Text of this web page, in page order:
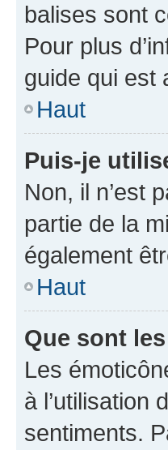
balises sont
Pour plus
guide qui est
Haut
Puis-je
Non, il n’est
partie de la
également
Haut
Que sont
Les
à l’utilisation
sentiments.